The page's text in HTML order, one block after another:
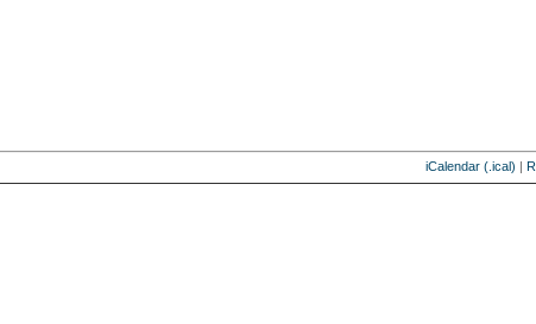
iCalendar (.ical) |